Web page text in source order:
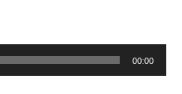
00:00